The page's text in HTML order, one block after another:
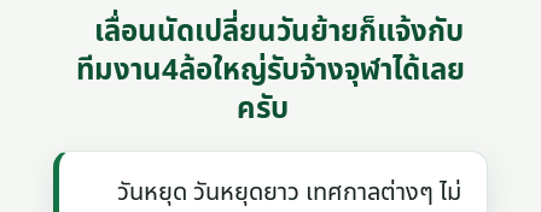
เลื่อนนัดเปลี่ยนวันย้ายก็แจ้งกับ
ทีมงาน4ล้อใหญ่รับจ้างจุฬาได้เลย
ครับ
วันหยุด วันหยุดยาว เทศกาลต่างๆ ไม่